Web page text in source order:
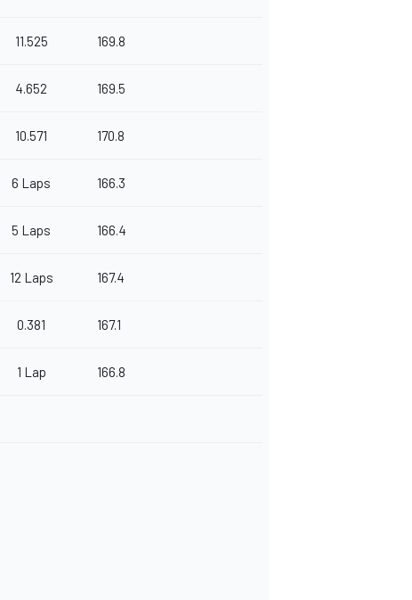
11.525 169.8
4.652 169.5
10.571 170.8
6 Laps 166.3
5 Laps 166.4
12 Laps 167.4
0.381 167.1
1 Lap 166.8